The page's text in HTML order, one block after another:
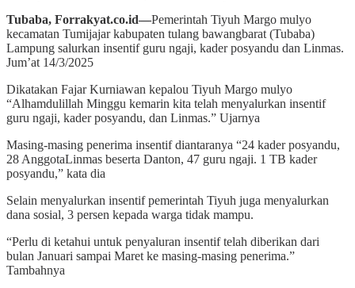
Tubaba, Forrakyat.co.id—Pemerintah Tiyuh Margo mulyo
kecamatan Tumijajar kabupaten tulang bawangbarat (Tubaba)
Lampung salurkan insentif guru ngaji, kader posyandu dan Linmas.
Jum’at 14/3/2025
Dikatakan Fajar Kurniawan kepalou Tiyuh Margo mulyo
“Alhamdulillah Minggu kemarin kita telah menyalurkan insentif
guru ngaji, kader posyandu, dan Linmas.” Ujarnya
Masing-masing penerima insentif diantaranya “24 kader posyandu,
28 AnggotaLinmas beserta Danton, 47 guru ngaji. 1 TB kader
posyandu,” kata dia
Selain menyalurkan insentif pemerintah Tiyuh juga menyalurkan
dana sosial, 3 persen kepada warga tidak mampu.
“Perlu di ketahui untuk penyaluran insentif telah diberikan dari
bulan Januari sampai Maret ke masing-masing penerima.”
Tambahnya